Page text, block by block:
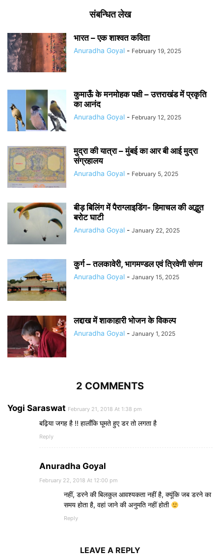
संबन्धित लेख
भारत – एक शाश्वत कविता
Anuradha Goyal - February 19, 2025
कुमाऊँ के मनमोहक पक्षी – उत्तराखंड में प्रकृति
का आनंद
Anuradha Goyal - February 12, 2025
मुद्रा की यात्रा – मुंबई का आर बी आई मुद्रा
संग्रहालय
Anuradha Goyal - February 5, 2025
बीड़ बिलिंग में पैराग्लाइडिंग- हिमाचल की अद्भुत
बरोट घाटी
Anuradha Goyal - January 22, 2025
कुर्ग – तलकावेरी, भागमण्डल एवं त्रिवेणी संगम
Anuradha Goyal - January 15, 2025
लद्दाख में शाकाहारी भोजन के विकल्प
Anuradha Goyal - January 1, 2025
2 COMMENTS
Yogi Saraswat February 21, 2018 At 1:38 pm
बढ़िया जगह है !! हालाँकि घूमते हुए डर तो लगता है
Reply
Anuradha Goyal
February 22, 2018 At 12:00 pm
नहीं, डरने की बिलकुल आवश्यकता नहीं है, क्यूंकि जब डरने का
समय होता है, वहां जाने की अनुमति नहीं होती
Reply
LEAVE A REPLY